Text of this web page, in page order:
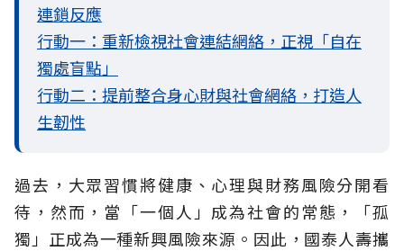
連鎖反應
行動一：重新檢視社會連結網絡，正視「自在
獨處盲點」
行動二：提前整合身心財與社會網絡，打造人
生韌性
過去，大眾習慣將健康、心理與財務風險分開看
待，然而，當「一個人」成為社會的常態，「孤
獨」正成為一種新興風險來源。因此，國泰人壽攜